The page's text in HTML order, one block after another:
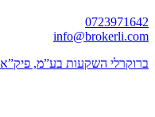
0723971642
info@brokerli.com
ברוקרלי השקעות בע”מ, פיק”א 13, ראשון לציון